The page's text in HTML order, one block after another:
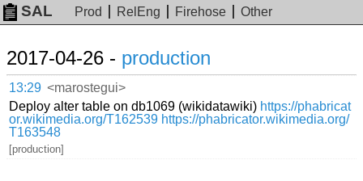
SAL Prod RelEng Firehose Other
2017-04-26 - production
13:29 <marostegui>
Deploy alter table on db1069 (wikidatawiki) https://phabricat
or.wikimedia.org/T162539 https://phabricator.wikimedia.org/
T163548
[production]